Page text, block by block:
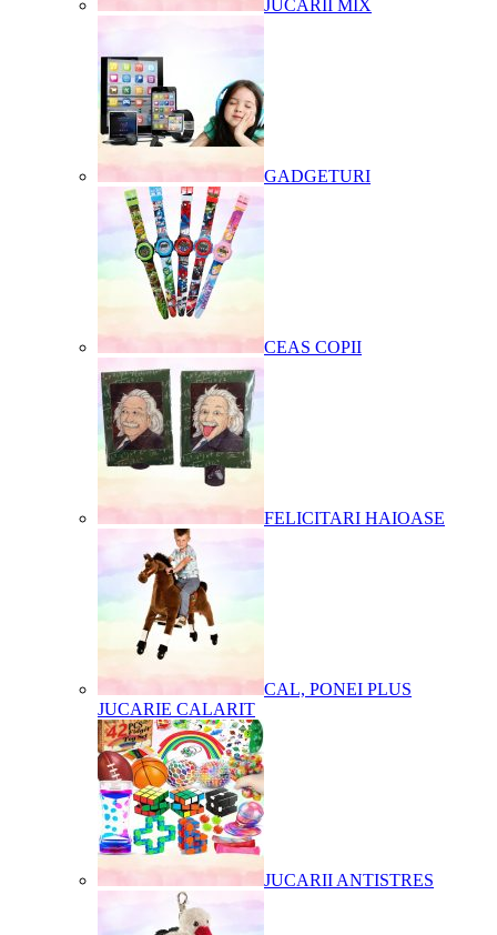
JUCARII MIX
GADGETURI
CEAS COPII
FELICITARI HAIOASE
CAL, PONEI PLUS
JUCARIE CALARIT
JUCARII ANTISTRES